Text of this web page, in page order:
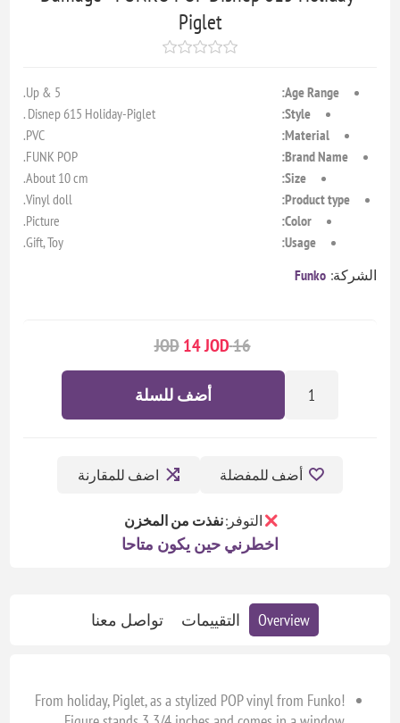
Piglet
Age Range:
5 & Up.
Style:
Disnep 615 Holiday-Piglet .
Material:
PVC.
Brand Name:
FUNK POP.
Size:
About 10 cm.
Product type:
Vinyl doll.
Color:
Picture.
Usage:
Gift, Toy.
الشركة: Funko
16 JOD
14 JOD
أضف للسلة
أضف للمفضلة اضف للمقارنة
التوفر:نفذت من المخزن
اخطرني حين يكون متاحا
Overview التقييمات تواصل معنا
From holiday, Piglet, as a stylized POP vinyl from Funko!